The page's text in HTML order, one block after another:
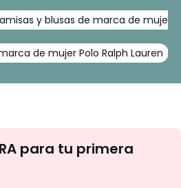
y blusas de marca de mujer
de mujer Polo Ralph Lauren
te
para tu primera